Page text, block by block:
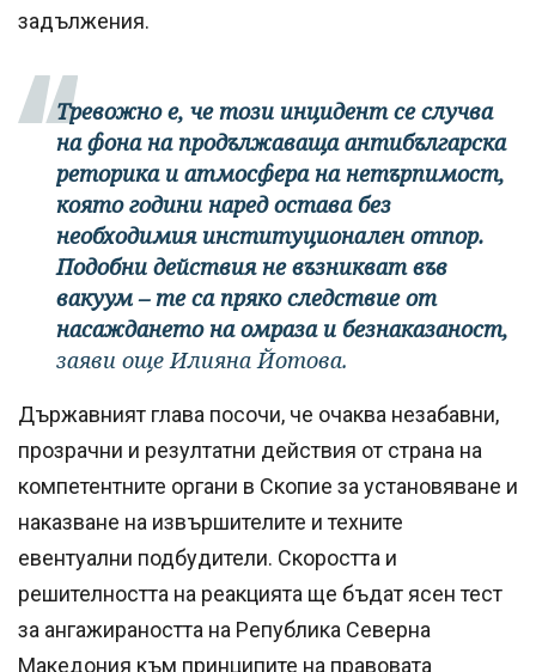
задължения.
Тревожно е, че този инцидент се случва
на фона на продължаваща антибългарска
реторика и атмосфера на нетърпимост,
която години наред остава без
необходимия институционален отпор.
Подобни действия не възникват във
вакуум – те са пряко следствие от
насаждането на омраза и безнаказаност,
заяви още Илияна Йотова.
Държавният глава посочи, че очаква незабавни,
прозрачни и резултатни действия от страна на
компетентните органи в Скопие за установяване и
наказване на извършителите и техните
евентуални подбудители. Скоростта и
решителността на реакцията ще бъдат ясен тест
за ангажираността на Република Северна
Македония към принципите на правовата